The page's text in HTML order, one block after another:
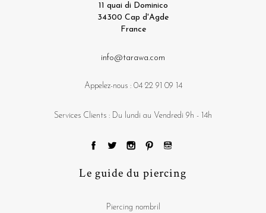
11 quai di Dominico
34300 Cap d'Agde
France
info@tarawa.com
Appelez-nous : 04 22 91 09 14
Services Clients : Du lundi au Vendredi 9h - 14h
Le guide du piercing
Piercing nombril